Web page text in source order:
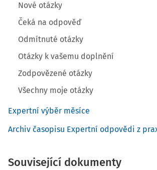
Nové otázky
Čeká na odpověď
Odmítnuté otázky
Otázky k vašemu doplnění
Zodpovězené otázky
Všechny moje otázky
Expertní výběr měsíce
Archiv časopisu Expertní odpovědi z
Související dokumenty